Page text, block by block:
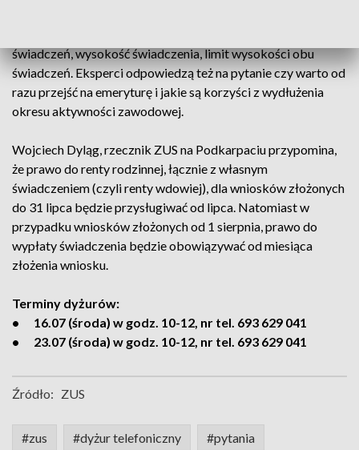
świadczeń, wysokość świadczenia, limit wysokości obu
świadczeń. Eksperci odpowiedzą też na pytanie czy warto od
razu przejść na emeryturę i jakie są korzyści z wydłużenia
okresu aktywności zawodowej.
Wojciech Dyląg, rzecznik ZUS na Podkarpaciu przypomina,
że prawo do renty rodzinnej, łącznie z własnym
świadczeniem (czyli renty wdowiej), dla wniosków złożonych
do 31 lipca będzie przysługiwać od lipca. Natomiast w
przypadku wniosków złożonych od 1 sierpnia, prawo do
wypłaty świadczenia będzie obowiązywać od miesiąca
złożenia wniosku.
Terminy dyżurów:
• 16.07 (środa) w godz. 10-12, nr tel. 693 629 041
• 23.07 (środa) w godz. 10-12, nr tel. 693 629 041
Źródło: ZUS
#zus #dyżur telefoniczny #pytania